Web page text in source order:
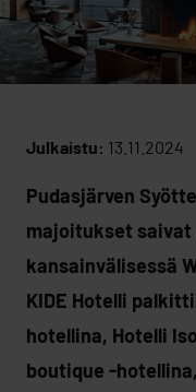
Julkaistu: 13.11.2024
Pudasjärven
majoitukset
kansainvälisessä
KIDE Hotelli
hotellina, Hotelli
boutique -